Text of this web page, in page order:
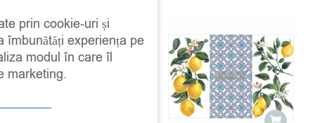
prin cookie-uri și
îmbunătăți experiența pe
modul în care îl
marketing.